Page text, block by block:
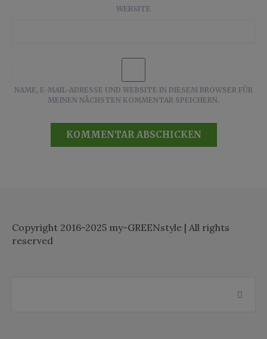
WEBSITE
NAME, E-MAIL-ADRESSE UND WEBSITE IN DIESEM BROWSER FÜR
MEINEN NÄCHSTEN KOMMENTAR SPEICHERN.
Copyright 2016-2025 my-GREENstyle | All rights
reserved